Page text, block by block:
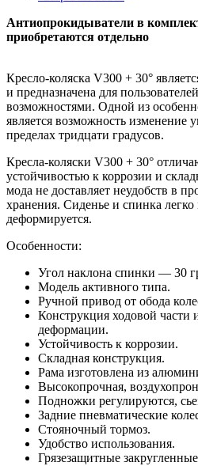
Антиопрокидыватели в
приобретаются отдельно
Кресло-коляска V300 + 30°
и предназначена для
возможностями. Одной из
является возможность изменение
пределах тридцати градусов.
Кресла-коляски V300 + 30°
устойчивостью к коррозии и
мода не доставляет неудобств в
хранения. Сиденье и спинка легко
деформируется.
Особенности:
Угол наклона спинки — 30
Модель активного типа.
Ручной привод от обода
Конструкция ходовой части
деформации.
Устойчивость к коррозии.
Складная конструкция.
Рама изготовлена из
Высокопрочная,
Подножки регулируются,
Задние пневматические
Стояночный тормоз.
Удобство использования.
Грязезащитные